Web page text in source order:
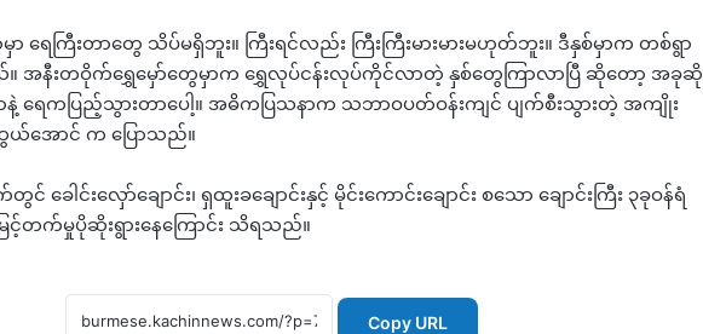
ာ ရေကြီးတာတွေ သိပ်မရှိဘူး။ ကြီးရင်လည်း ကြီးကြီးမားမားမဟုတ်ဘူး။ ဒီနှစ်မှာက တစ်ရွာ
အနီးတဝိုက်ရွှေမှော်တွေမှာက ရွှေလုပ်ငန်းလုပ်ကိုင်လာတဲ့ နှစ်တွေကြာလာပြီ ဆိုတော့ အခုဆို
နဲ့ ရေကပြည့်သွားတာပေါ့။ အဓိကပြသနာက သဘာဝပတ်ဝန်းကျင် ပျက်စီးသွားတဲ့ အကျိုး
အောင် က ပြောသည်။
ခေါင်းလှော်ချောင်း၊ ရှထူးခချောင်းနှင့် မိုင်းကောင်းချောင်း စသော ချောင်းကြီး ၃ခုဝန်ရံ
ြင့်တက်မှုပိုဆိုးရွားနေကြောင်း သိရသည်။
Copy URL